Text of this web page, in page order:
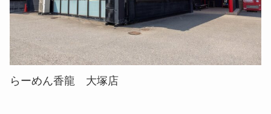
らーめん香龍 大塚店